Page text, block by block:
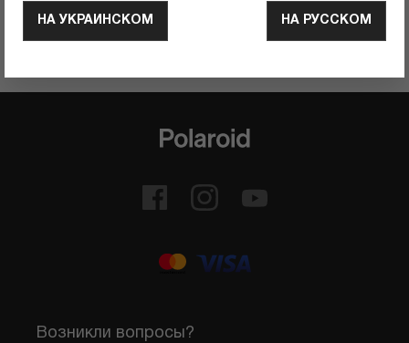
Возникли вопросы?
НА УКРАИНСКОМ НА РУССКОМ